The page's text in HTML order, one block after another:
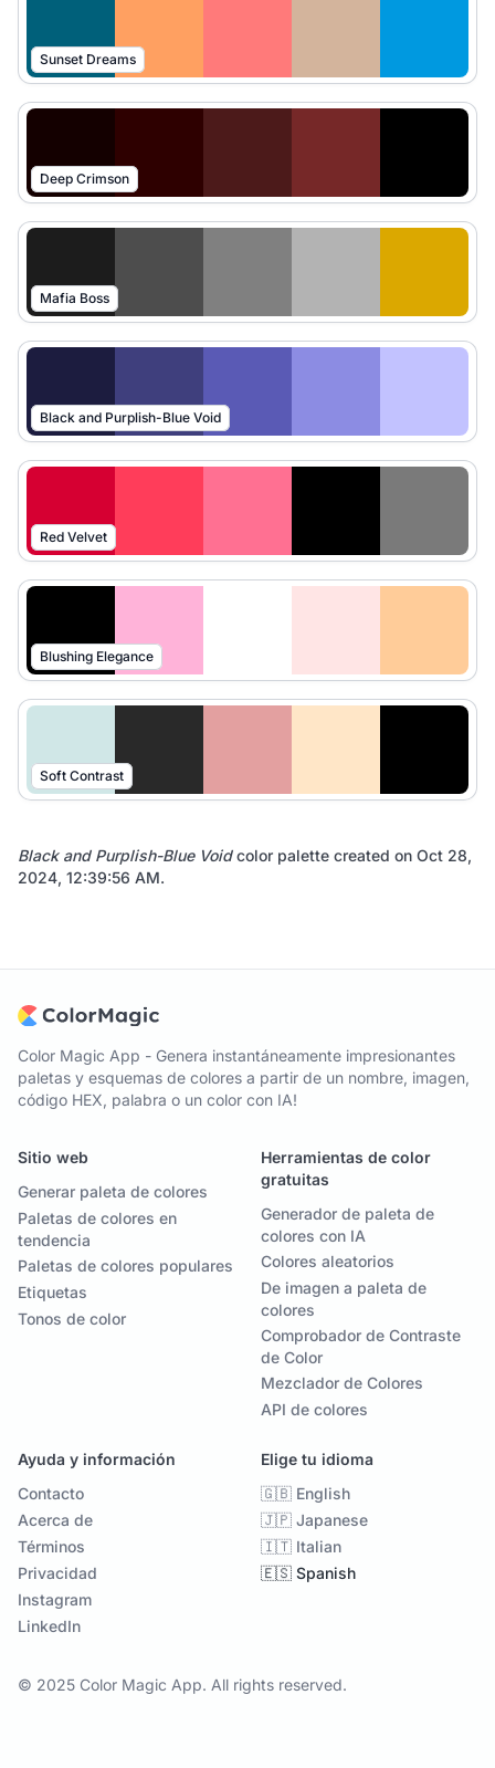
Sunset Dreams
Deep Crimson
Mafia Boss
Black and Purplish-Blue Void
Red Velvet
Blushing Elegance
Soft Contrast
Black and Purplish-Blue Voidcolor palette created on Oct 28,
2024, 12:39:56 AM.
Color Magic App - Genera instantáneamente impresionantes
paletas y esquemas de colores a partir de un nombre, imagen,
código HEX, palabra o un color con IA!
Sitio web
Generar paleta de colores
Paletas de colores en
tendencia
Paletas de colores populares
Etiquetas
Tonos de color
Herramientas de color
gratuitas
Generador de paleta de
colores con IA
Colores aleatorios
De imagen a paleta de
colores
Comprobador de Contraste
de Color
Mezclador de Colores
API de colores
Ayuda y información
Contacto
Acerca de
Términos
Privacidad
Instagram
LinkedIn
Elige tu idioma
🇬🇧 English
🇯🇵 Japanese
🇮🇹 Italian
🇪🇸 Spanish
© 2025 Color Magic App. All rights reserved.